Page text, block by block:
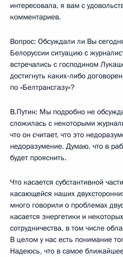
интересовала, я вам с
комментариев.
Вопрос: Обсуждали ли Вы
Белоруссии ситуацию с
встречались с господином
достигнуть каких‑либо
по «Белтрансгазу»?
В.Путин: Мы подробно не
сложилась с некоторыми
что он считает, что это
недоразумение. Думаю, что в
будет прояснить.
Что касается субстантивной
касающейся наших
много говорили о проблемах
касается энергетики и
сотрудничества, в том числе
В целом у нас есть понимание
Надеюсь, что в самое